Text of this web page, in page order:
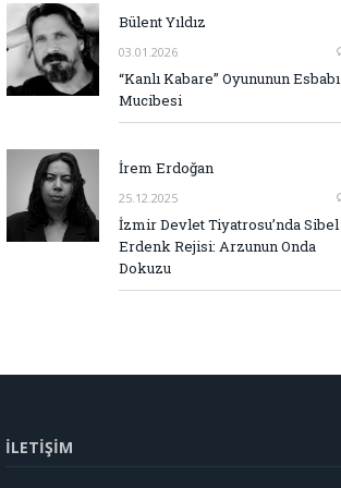
Bülent Yıldız
03.01.2026
“Kanlı Kabare” Oyununun Esbabı
Mucibesi
İrem Erdoğan
25.12.2025
İzmir Devlet Tiyatrosu’nda Sibel
Erdenk Rejisi: Arzunun Onda
Dokuzu
İLETİŞİM